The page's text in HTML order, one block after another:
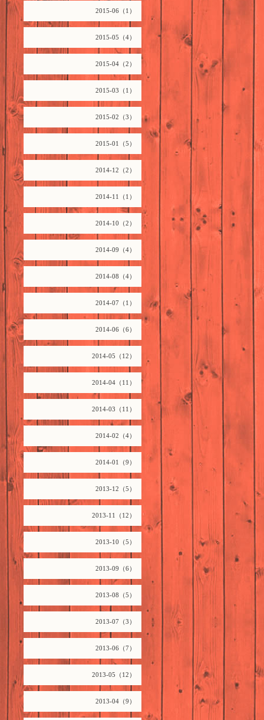
2015-06（1）
2015-05（4）
2015-04（2）
2015-03（1）
2015-02（3）
2015-01（5）
2014-12（2）
2014-11（1）
2014-10（2）
2014-09（4）
2014-08（4）
2014-07（1）
2014-06（6）
2014-05（12）
2014-04（11）
2014-03（11）
2014-02（4）
2014-01（9）
2013-12（5）
2013-11（12）
2013-10（5）
2013-09（6）
2013-08（5）
2013-07（3）
2013-06（7）
2013-05（12）
2013-04（9）